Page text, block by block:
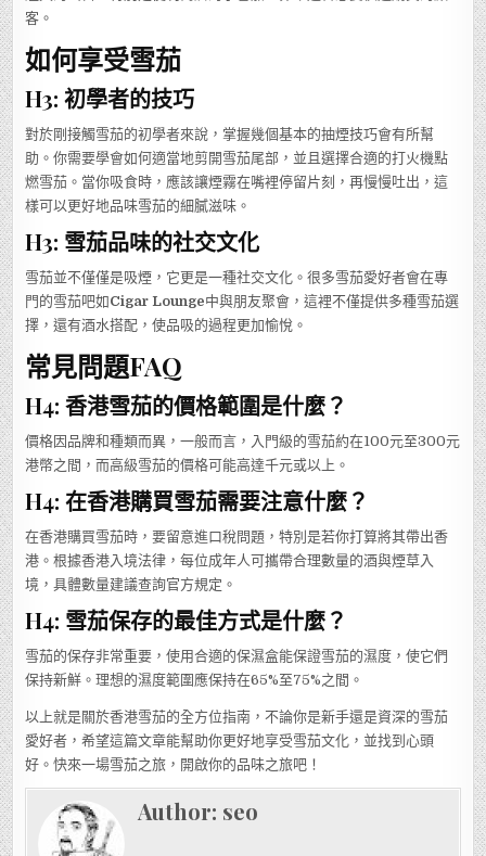
客。
如何享受雪茄
H3: 初學者的技巧
對於剛接觸雪茄的初學者來說，掌握幾個基本的抽煙技巧會有所幫
助。你需要學會如何適當地剪開雪茄尾部，並且選擇合適的打火機點
燃雪茄。當你吸食時，應該讓煙霧在嘴裡停留片刻，再慢慢吐出，這
樣可以更好地品味雪茄的細膩滋味。
H3: 雪茄品味的社交文化
雪茄並不僅僅是吸煙，它更是一種社交文化。很多雪茄愛好者會在專
門的雪茄吧如Cigar Lounge中與朋友聚會，這裡不僅提供多種雪茄選
擇，還有酒水搭配，使品吸的過程更加愉悅。
常見問題FAQ
H4: 香港雪茄的價格範圍是什麼？
價格因品牌和種類而異，一般而言，入門級的雪茄約在100元至300元
港幣之間，而高級雪茄的價格可能高達千元或以上。
H4: 在香港購買雪茄需要注意什麼？
在香港購買雪茄時，要留意進口稅問題，特別是若你打算將其帶出香
港。根據香港入境法律，每位成年人可攜帶合理數量的酒與煙草入
境，具體數量建議查詢官方規定。
H4: 雪茄保存的最佳方式是什麼？
雪茄的保存非常重要，使用合適的保濕盒能保證雪茄的濕度，使它們
保持新鮮。理想的濕度範圍應保持在65%至75%之間。
以上就是關於香港雪茄的全方位指南，不論你是新手還是資深的雪茄
愛好者，希望這篇文章能幫助你更好地享受雪茄文化，並找到心頭
好。快來一場雪茄之旅，開啟你的品味之旅吧！
Author: seo